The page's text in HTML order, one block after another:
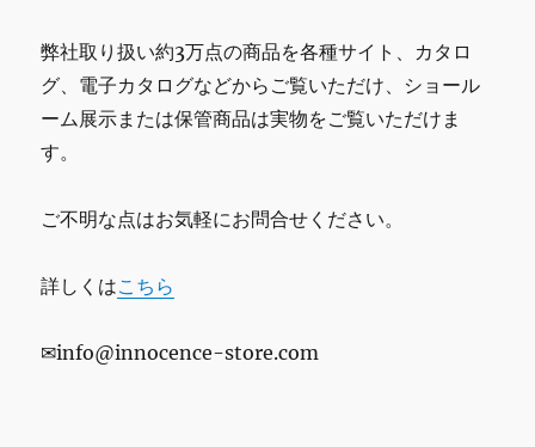
弊社取り扱い約3万点の商品を各種サイト、カタロ
グ、電子カタログなどからご覧いただけ、ショール
ーム展示または保管商品は実物をご覧いただけま
す。
ご不明な点はお気軽にお問合せください。
詳しくはこちら
✉info@innocence-store.com